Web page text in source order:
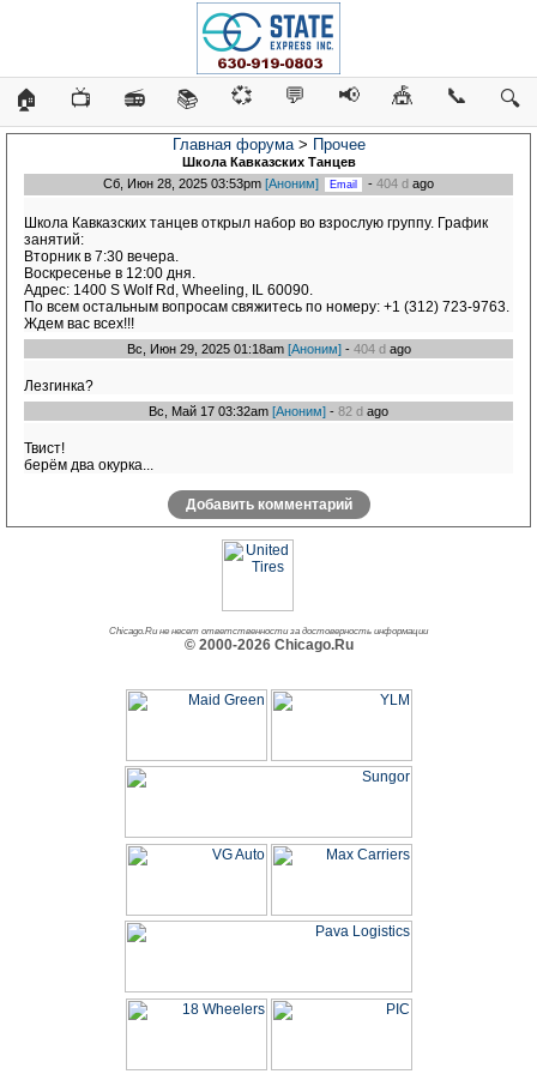
🏠 📺 📻 📚 💞 💬 📢 🎪 📞 🔍
Главная форума> Прочее
Школа Кавказских Танцев
Сб, Июн 28, 2025 03:53pm [Аноним] - 404 d ago
Школа Кавказских танцев открыл набор во взрослую группу. График
занятий:
Вторник в 7:30 вечера.
Воскресенье в 12:00 дня.
Адрес: 1400 S Wolf Rd, Wheeling, IL 60090.
По всем остальным вопросам свяжитесь по номеру: +1 (312) 723-9763.
Ждем вас всех!!!
Вс, Июн 29, 2025 01:18am [Аноним]- 404 dago
Лезгинка?
Вс, Май 17 03:32am [Аноним] - 82 d ago
Твист!
берём два окурка...
Добавить комментарий
Chicago.Ru не несет ответственности за достоверность информации
© 2000-2026 Chicago.Ru